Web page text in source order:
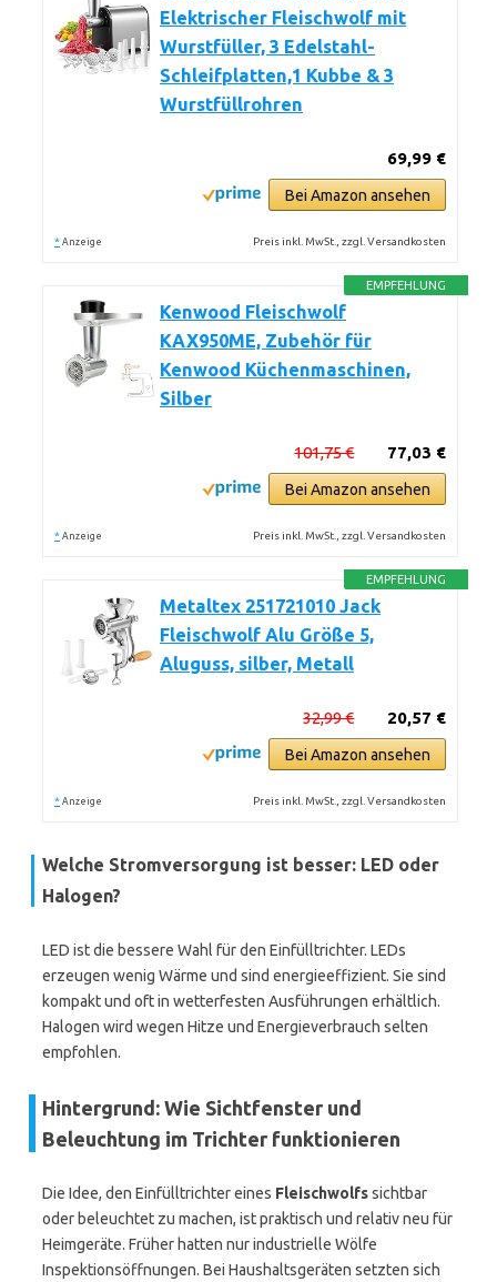
Elektrischer Fleischwolf mit
Wurstfüller, 3 Edelstahl-
Schleifplatten,1 Kubbe & 3
Wurstfüllrohren
69,99 €
Bei Amazon ansehen
* Anzeige Preis inkl. MwSt., zzgl. Versandkosten
EMPFEHLUNG
Kenwood Fleischwolf
KAX950ME, Zubehör für
Kenwood Küchenmaschinen,
Silber
77,03 €
101,75 €
Bei Amazon ansehen
* Anzeige Preis inkl. MwSt., zzgl. Versandkosten
EMPFEHLUNG
Metaltex 251721010 Jack
Fleischwolf Alu Größe 5,
Aluguss, silber, Metall
20,57 €
32,99 €
Bei Amazon ansehen
* Anzeige Preis inkl. MwSt., zzgl. Versandkosten
Welche Stromversorgung ist besser: LED oder
Halogen?
LED ist die bessere Wahl für den Einfülltrichter. LEDs
erzeugen wenig Wärme und sind energieeffizient. Sie sind
kompakt und oft in wetterfesten Ausführungen erhältlich.
Halogen wird wegen Hitze und Energieverbrauch selten
empfohlen.
Hintergrund: Wie Sichtfenster und
Beleuchtung im Trichter funktionieren
Die Idee, den Einfülltrichter eines Fleischwolfssichtbar
oder beleuchtet zu machen, ist praktisch und relativ neu für
Heimgeräte. Früher hatten nur industrielle Wölfe
Inspektionsöffnungen. Bei Haushaltsgeräten setzten sich